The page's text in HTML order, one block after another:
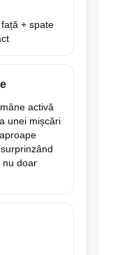
+ spate
activă
unei mișcări
nu doar